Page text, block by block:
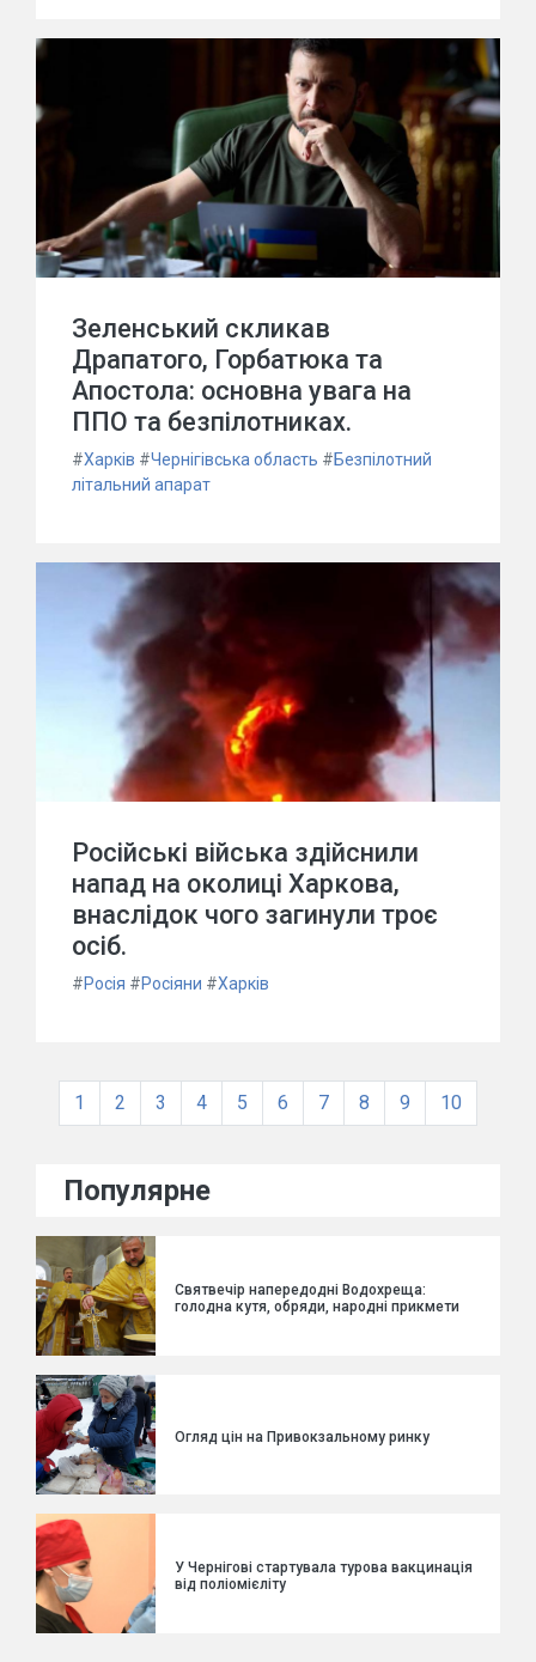
Зеленський скликав
Драпатого, Горбатюка та
Апостола: основна увага на
ППО та безпілотниках.
#Харків #Чернігівська область #Безпілотний
літальний апарат
Російські війська здійснили
напад на околиці Харкова,
внаслідок чого загинули троє
осіб.
#Росія #Росіяни #Харків
1 2 3 4 5 6 7 8 9 10
Популярне
Святвечір напередодні Водохреща:
голодна кутя, обряди, народні прикмети
Огляд цін на Привокзальному ринку
У Чернігові стартувала турова вакцинація
від поліомієліту